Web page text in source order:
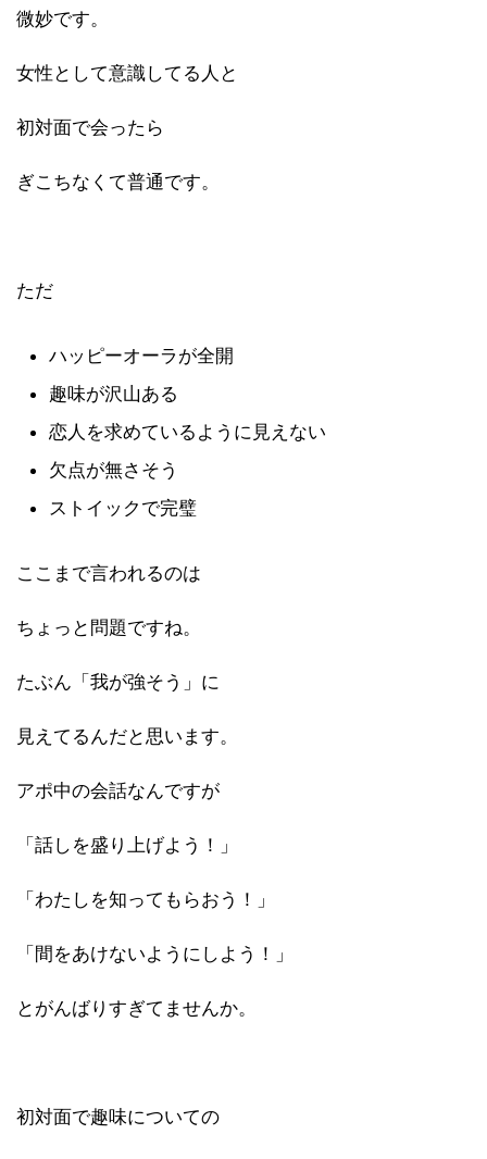
微妙です。
女性として意識してる人と
初対面で会ったら
ぎこちなくて普通です。
ただ
ハッピーオーラが全開
趣味が沢山ある
恋人を求めているように見えない
欠点が無さそう
ストイックで完璧
ここまで言われるのは
ちょっと問題ですね。
たぶん「我が強そう」に
見えてるんだと思います。
アポ中の会話なんですが
「話しを盛り上げよう！」
「わたしを知ってもらおう！」
「間をあけないようにしよう！」
とがんばりすぎてませんか。
初対面で趣味についての